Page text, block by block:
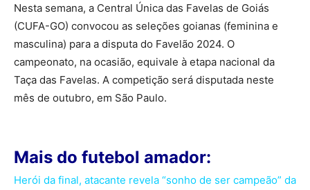
Nesta semana, a Central Única das Favelas de Goiás
(CUFA-GO) convocou as seleções goianas (feminina e
masculina) para a disputa do Favelão 2024. O
campeonato, na ocasião, equivale à etapa nacional da
Taça das Favelas. A competição será disputada neste
mês de outubro, em São Paulo.
Mais do futebol amador:
Herói da final, atacante revela “sonho de ser campeão” da